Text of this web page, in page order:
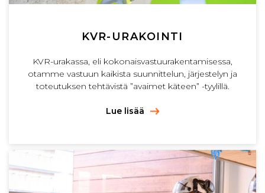
KVR-URAKOINTI
KVR-urakassa, eli kokonaisvastuurakentamisessa,
otamme vastuun kaikista suunnittelun, järjestelyn ja
toteutuksen tehtävistä ”avaimet käteen” -tyylillä.
Lue lisää